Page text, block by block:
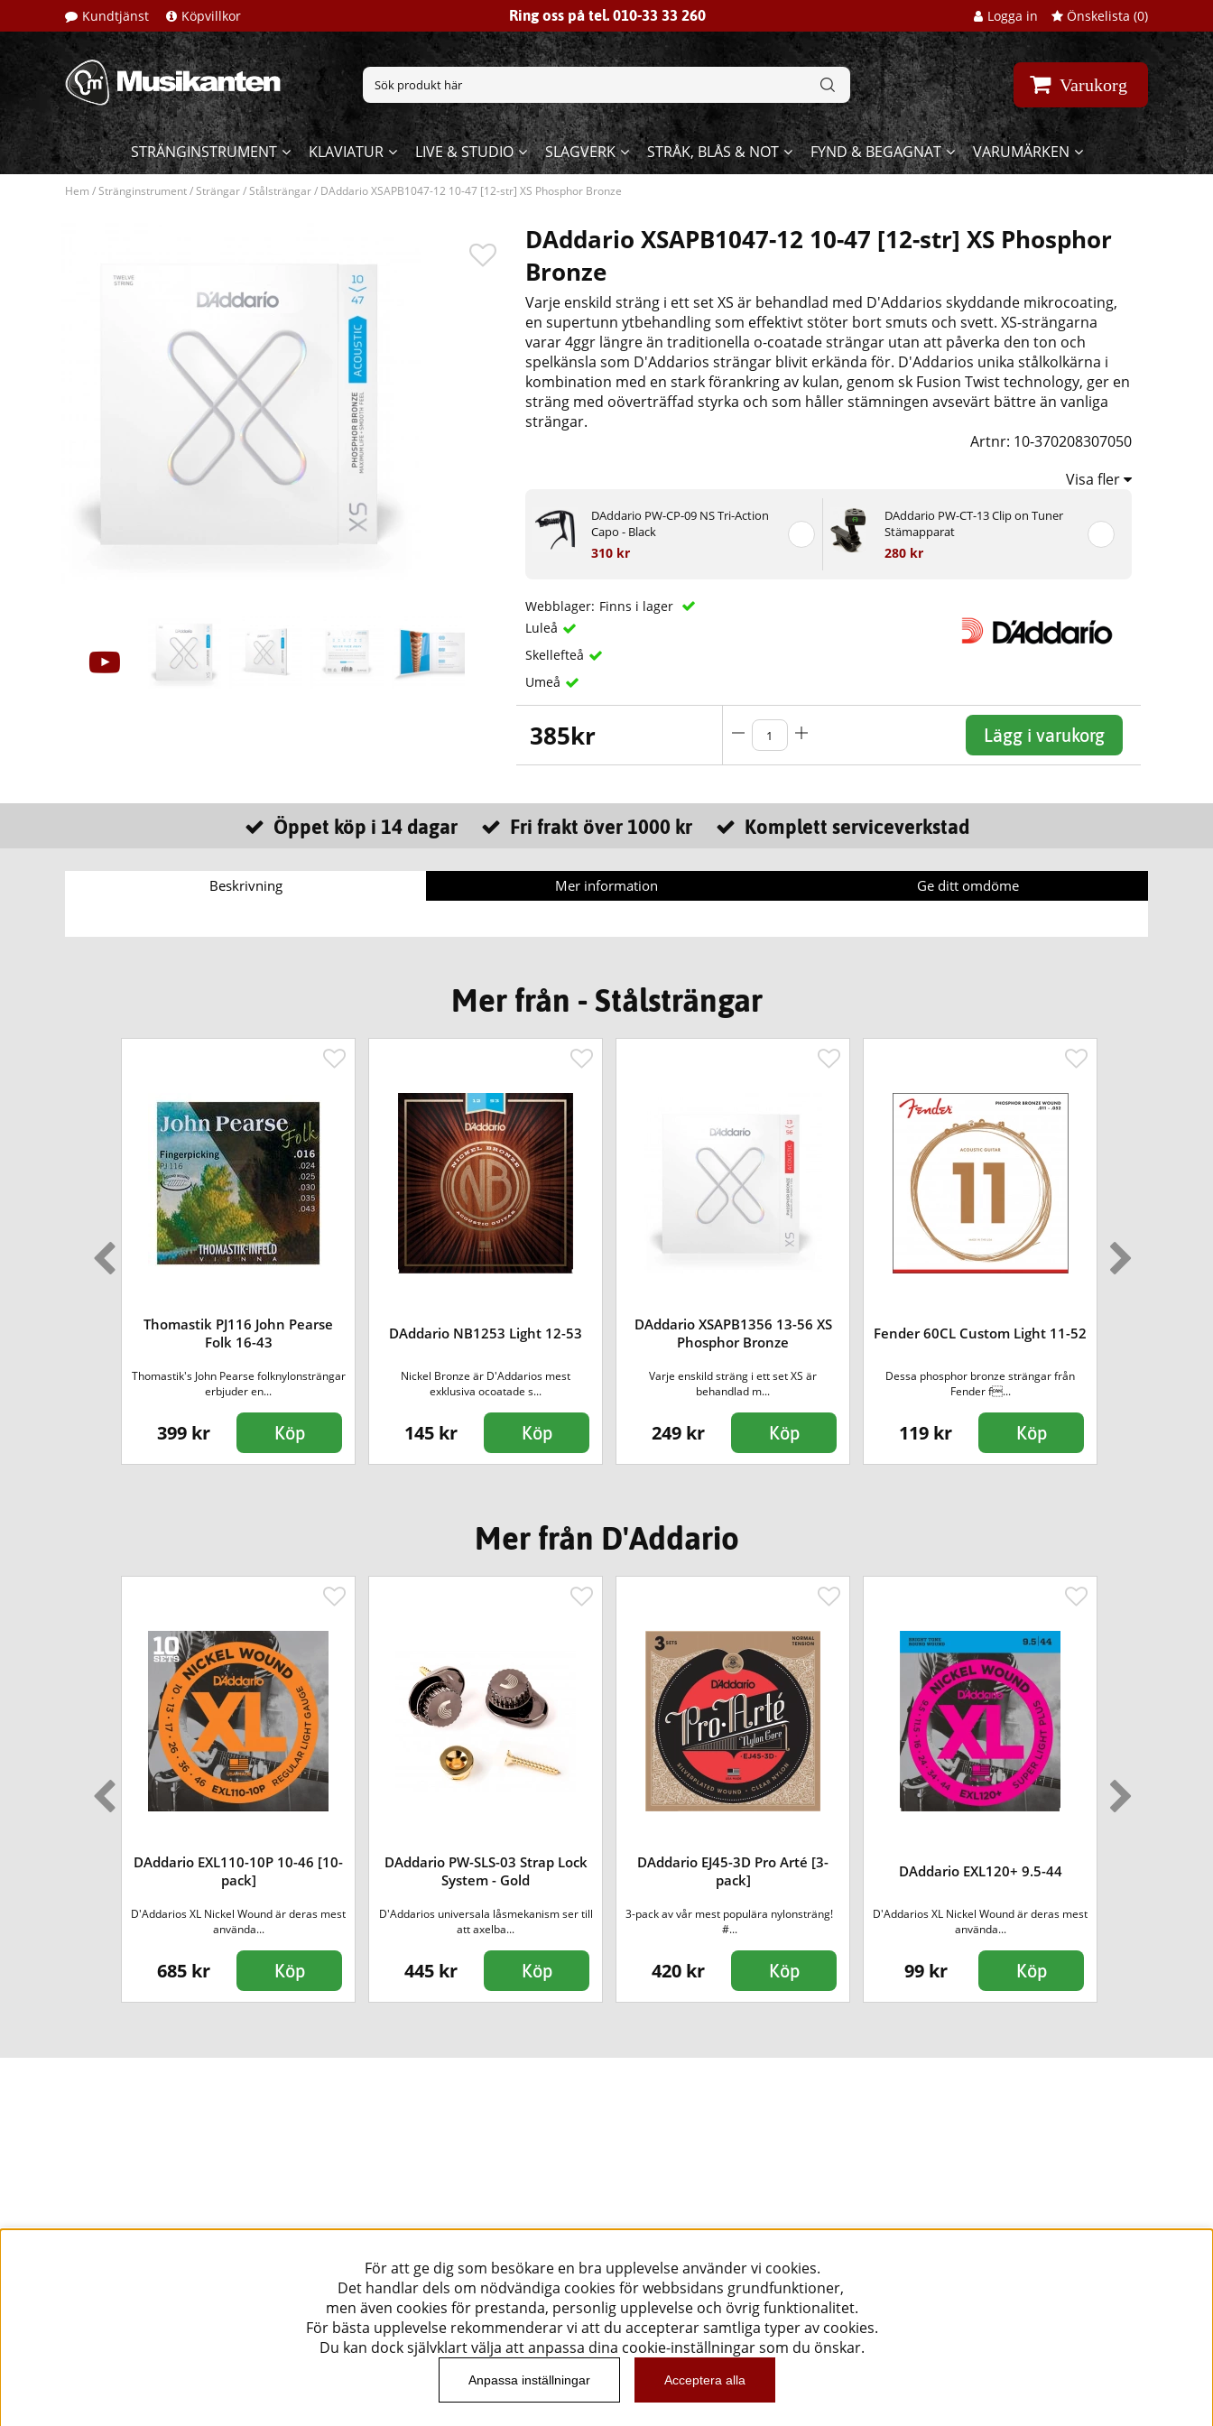
Kundtjänst Köpvillkor Ring oss på tel. 010-33 33 260 Logga in Önskelista (0)
Varukorg
STRÄNGINSTRUMENT KLAVIATUR LIVE & STUDIO SLAGVERK STRÅK, BLÅS & NOT FYND & BEGAGNAT VARUMÄRKEN
Hem /Stränginstrument/Strängar/Stålsträngar/ DAddario XSAPB1047-12 10-47 [12-str] XS Phosphor Bronze
DAddario XSAPB1047-12 10-47 [12-str] XS Phosphor
Bronze
Varje enskild sträng i ett set XS är behandlad med D'Addarios skyddande mikrocoating,
en supertunn ytbehandling som effektivt stöter bort smuts och svett. XS-strängarna
varar 4ggr längre än traditionella o-coatade strängar utan att påverka den ton och
spelkänsla som D'Addarios strängar blivit erkända för. D'Addarios unika stålkolkärna i
kombination med en stark förankring av kulan, genom sk Fusion Twist technology, ger en
sträng med oöverträffad styrka och som håller stämningen avsevärt bättre än vanliga
strängar.
Artnr: 10-370208307050
Visa fler
DAddario PW-CP-09 NS Tri-Action
Capo - Black
310 kr
DAddario PW-CT-13 Clip on Tuner
Stämapparat
280 kr
Webblager: Finns i lager
Luleå
Skellefteå
Umeå
385kr Lägg i varukorg
Öppet köp i 14 dagar Fri frakt över 1000 kr Komplett serviceverkstad
Beskrivning Mer information Ge ditt omdöme
Mer från - Stålsträngar
Thomastik PJ116 John Pearse
Folk 16-43
Thomastik's John Pearse folknylonsträngar
erbjuder en...
399 kr Köp
DAddario NB1253 Light 12-53
Nickel Bronze är D'Addarios mest
exklusiva ocoatade s...
145 kr Köp
DAddario XSAPB1356 13-56 XS
Phosphor Bronze
Varje enskild sträng i ett set XS är
behandlad m...
249 kr Köp
Fender 60CL Custom Light 11-52
Dessa phosphor bronze strängar från
Fender f...
119 kr Köp
Mer från D'Addario
DAddario EXL110-10P 10-46 [10-
pack]
D'Addarios XL Nickel Wound är deras mest
använda...
685 kr Köp
DAddario PW-SLS-03 Strap Lock
System - Gold
D'Addarios universala låsmekanism ser till
att axelba...
445 kr Köp
DAddario EJ45-3D Pro Arté [3-
pack]
3-pack av vår mest populära nylonsträng!
#...
420 kr Köp
DAddario EXL120+ 9.5-44
D'Addarios XL Nickel Wound är deras mest
använda...
99 kr Köp
För att ge dig som besökare en bra upplevelse använder vi cookies.
Det handlar dels om nödvändiga cookies för webbsidans grundfunktioner,
men även cookies för prestanda, personlig upplevelse och övrig funktionalitet.
För bästa upplevelse rekommenderar vi att du accepterar samtliga typer av cookies.
Du kan dock självklart välja att anpassa dina cookie-inställningar som du önskar.
Anpassa inställningar Acceptera alla